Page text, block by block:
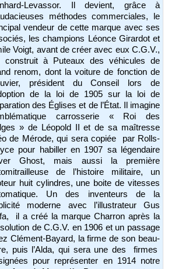
Levassor. Il devient, grâce à
méthodes commerciales, le
vendeur de cette marque avec ses
les champions Léonce Girardot et
Voigt, avant de créer avec eux C.G.V.,
construit à Puteaux des véhicules de
renom, dont la voiture de fonction de
président du Conseil lors de
de la loi de 1905 sur la loi de
des Églises et de l’État. Il imagine
carrosserie « Roi des
» de Léopold II et de sa maîtresse
de Mérode, qui sera copiée par Rolls-
pour habiller en 1907 sa légendaire
Ghost, mais aussi la première
de l’histoire militaire, un
huit cylindres, une boite de vitesses
Un des inventeurs de la
moderne avec l’illustrateur Gus
il a créé la marque Charron après la
de C.G.V. en 1906 et un passage
Clément-Bayard, la firme de son beau-
puis l’Alda, qui sera une des firmes
pour représenter en 1914 notre